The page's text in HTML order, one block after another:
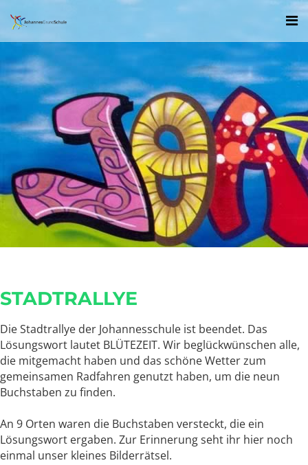
STADTRALLYE
Die Stadtrallye der Johannesschule ist beendet. Das
Lösungswort lautet BLÜTEZEIT. Wir beglückwünschen alle,
die mitgemacht haben und das schöne Wetter zum
gemeinsamen Radfahren genutzt haben, um die neun
Buchstaben zu finden.
An 9 Orten waren die Buchstaben versteckt, die ein
Lösungswort ergaben. Zur Erinnerung seht ihr hier noch
einmal unser kleines Bilderrätsel.